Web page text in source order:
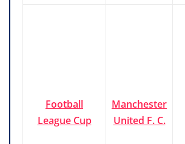
Football
League Cup
Manchester
United F. C.